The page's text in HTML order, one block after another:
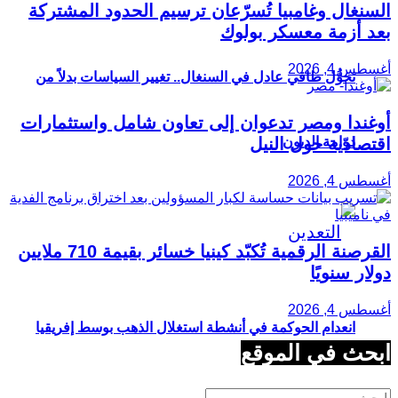
تحوُّل طاقي عادل في السنغال.. تغيير السياسات بدلاً من
دوّامة الديون
انعدام الحوكمة في أنشطة استغلال الذهب بوسط إفريقيا
السنغال وغامبيا تُسرّعان ترسيم الحدود المشتركة
بعد أزمة معسكر بولوك
أغسطس 4, 2026
أوغندا ومصر تدعوان إلى تعاون شامل واستثمارات
اقتصادية حول النيل
أغسطس 4, 2026
القرصنة الرقمية تُكبّد كينيا خسائر بقيمة 710 ملايين
دولار سنويًا
أغسطس 4, 2026
ابحث في الموقع